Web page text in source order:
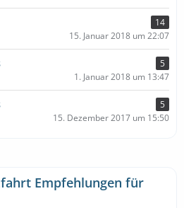
14
15. Januar 2018 um 22:07
5
1. Januar 2018 um 13:47
5
15. Dezember 2017 um 15:50
Empfehlungen für